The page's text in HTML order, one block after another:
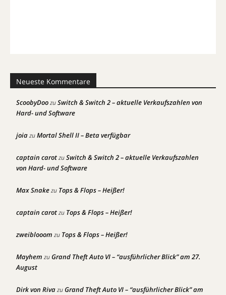
Neueste Kommentare
ScoobyDoozuSwitch & Switch 2 – aktuelle Verkaufszahlen von
Hard- und Software
joiazuMortal Shell II – Beta verfügbar
captain carotzuSwitch & Switch 2 – aktuelle Verkaufszahlen
von Hard- und Software
Max Snakezu Tops & Flops – Heißer!
captain carotzu Tops & Flops – Heißer!
zweiblooom zu Tops & Flops – Heißer!
Mayhem zuGrand Theft Auto VI – “ausführlicher Blick” am 27.
August
Dirk von RivazuGrand Theft Auto VI – “ausführlicher Blick” am